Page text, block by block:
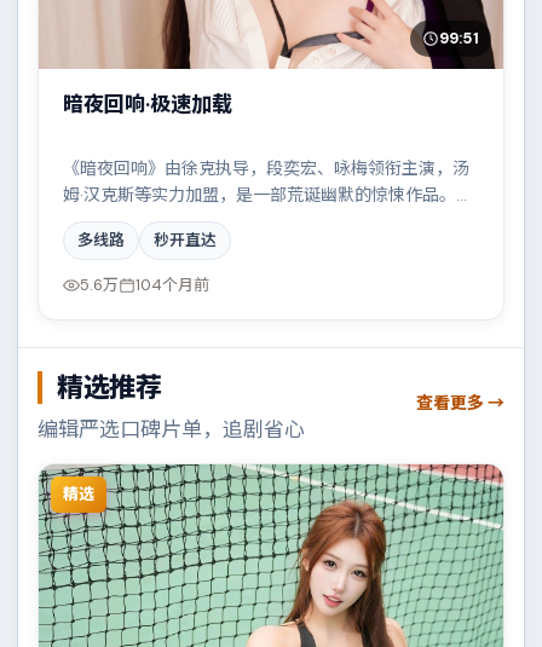
99:51
暗夜回响·极速加载
《暗夜回响》由徐克执导，段奕宏、咏梅领衔主演，汤
姆·汉克斯等实力加盟，是一部荒诞幽默的惊悚作品。故
事主要发生在泰国，一场看似偶然的事故牵出陈年秘
辛。影片在视听语言与叙事节奏上均有突破，适合喜欢
深度叙事的观众。
多线路 秒开直达
5.6万 104个月前
精选推荐
编辑严选口碑片单，追剧省心
查看更多 →
精选